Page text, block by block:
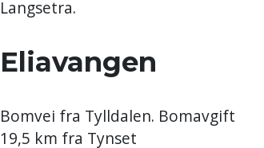
Langsetra.
Eliavangen
Bomvei fra Tylldalen. Bomavgift
19,5 km fra Tynset